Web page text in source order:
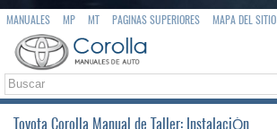
MANUALES MP MT PAGINAS SUPERIORES MAPA DEL SITIO
Toyota Corolla Manual de Taller: InstalaciÓn